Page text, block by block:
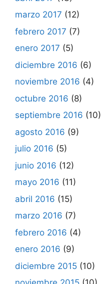
marzo 2017 (12)
febrero 2017 (7)
enero 2017 (5)
diciembre 2016 (6)
noviembre 2016 (4)
octubre 2016 (8)
septiembre 2016 (10)
agosto 2016 (9)
julio 2016 (5)
junio 2016 (12)
mayo 2016 (11)
abril 2016 (15)
marzo 2016 (7)
febrero 2016 (4)
enero 2016 (9)
diciembre 2015 (10)